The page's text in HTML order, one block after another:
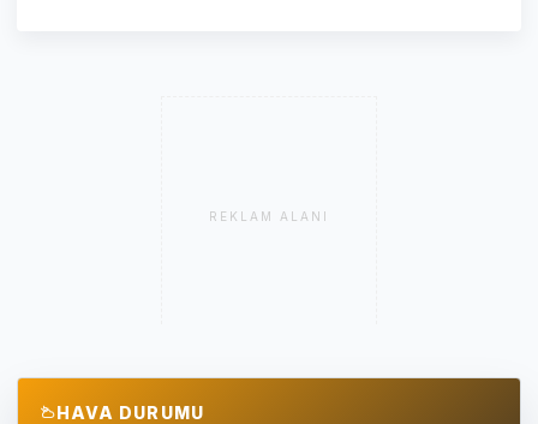
REKLAM ALANI
HAVA DURUMU